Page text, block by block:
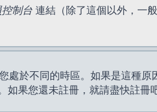
控制台 連結（除了這個以外，一
於不同的時區。如果是這種
果您還未註冊，就請盡快註冊